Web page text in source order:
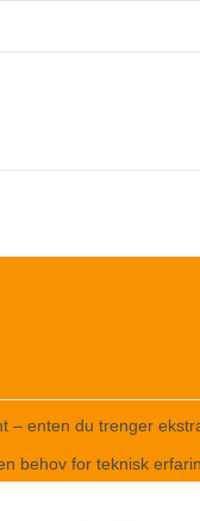
– enten du trenger
behov for teknisk